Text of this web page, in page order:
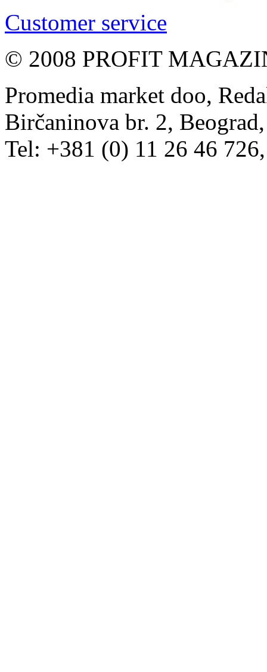
Customer service
© 2008 PROFIT
Promedia market doo,
Birčaninova br. 2,
Tel: +381 (0) 11 26 46